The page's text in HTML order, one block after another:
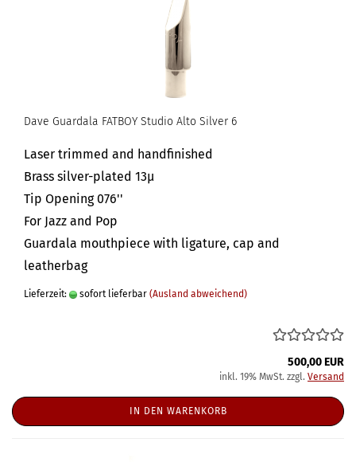
Dave Guardala FATBOY Studio Alto Silver 6
Laser trimmed and handfinished
Brass silver-plated 13µ
Tip Opening 076''
For Jazz and Pop
Guardala mouthpiece with ligature, cap and
leatherbag
Lieferzeit: sofort lieferbar (Ausland abweichend)
500,00 EUR
inkl. 19% MwSt. zzgl. Versand
IN DEN WARENKORB